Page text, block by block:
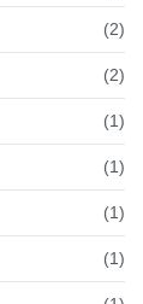
(2)
(2)
(1)
(1)
(1)
(1)